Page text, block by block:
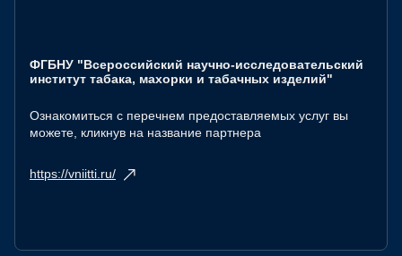
ФГБНУ "Всероссийский научно-исследовательский
институт табака, махорки и табачных изделий"
Ознакомиться с перечнем предоставляемых услуг вы
можете, кликнув на название партнера
https://vniitti.ru/